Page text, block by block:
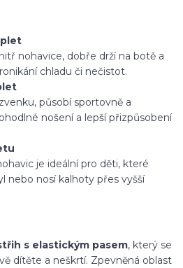
nohavice, dobře drží na botě a
chladu či nečistot.
působí sportovně a
nošení a lepší přizpůsobení
je ideální pro děti, které
nebo nosí kalhoty přes vyšší
s elastickým pasem, který se
dítěte a neškrtí. Zpevněná oblast